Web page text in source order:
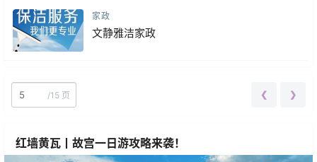
家政
文静雅洁家政
/15 页 ❮ ❯
红墙黄瓦丨故宫一日游攻略来袭！